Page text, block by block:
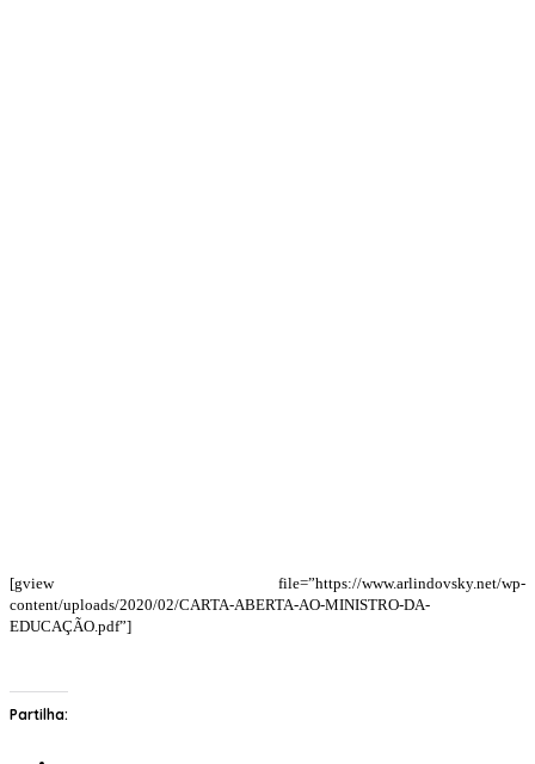
[gview file=”https://www.arlindovsky.net/wp-
content/uploads/2020/02/CARTA-ABERTA-AO-MINISTRO-DA-
EDUCAÇÃO.pdf”]
Partilha: